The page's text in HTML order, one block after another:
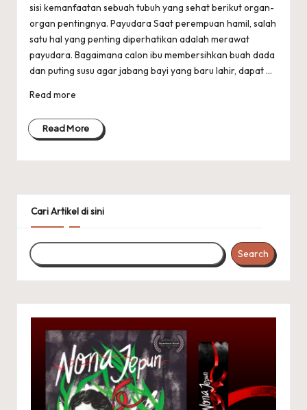
sisi kemanfaatan sebuah tubuh yang sehat berikut organ-
organ pentingnya. Payudara Saat perempuan hamil, salah
satu hal yang penting diperhatikan adalah merawat
payudara. Bagaimana calon ibu membersihkan buah dada
dan puting susu agar jabang bayi yang baru lahir, dapat ...
Read more
Read More
Cari Artikel di sini
Search